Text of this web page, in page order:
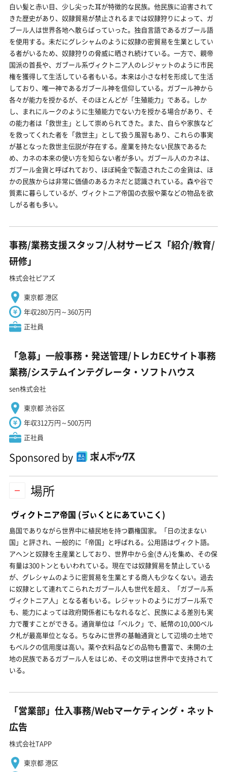
白い髪と赤い目、少し尖った耳が特徴的な民族。他民族に迫害されて
きた歴史があり、奴隷貿易が禁止されるまでは奴隷狩りによって、ガ
ブール人は世界各地へ散らばっていった。独自言語であるガブール語
を使用する。未だにグレシャムのように奴隷の密貿易を生業としてい
る者がいるため、奴隷狩りの脅威に晒され続けている。一方で、親帝
国派の首長や、ガブール系ヴィクトニア人のレジャットのように市民
権を獲得して生活している者もいる。本来は小さな村を形成して生活
しており、唯一神であるガブール神を信仰している。ガブール神から
各々が能力を授かるが、そのほとんどが「生殖能力」である。しか
し、まれにルークのように生殖能力でない力を授かる場合があり、そ
の能力者は「救世主」として崇められてきた。また、自らや家族など
を救ってくれた者を「救世主」として扱う風習もあり、これらの事実
が基となった救世主伝説が存在する。産業を持たない民族であるた
め、カネの本来の使い方を知らない者が多い。ガブール人のカネは、
ガブール金貨と呼ばれており、ほぼ純金で製造されたこの金貨は、ほ
かの民族からは非常に価値のあるカネだと認識されている。森や谷で
質素に暮らしているが、ヴィクトニア帝国の衣服や薬などの物品を欲
しがる者も多い。
事務/業務支援スタッフ/人材サービス「紹介/教育/
研修」
株式会社ピアズ
東京都 港区
年収280万円～360万円
正社員
「急募」一般事務・発送管理/トレカECサイト事務
業務/システムインテグレータ・ソフトハウス
sen株式会社
東京都 渋谷区
年収312万円～500万円
正社員
Sponsored by
場所
ヴィクトニア帝国 (ゔぃくとにあていこく)
島国でありながら世界中に植民地を持つ覇権国家。「日の沈まない
国」と評され、一般的に「帝国」と呼ばれる。公用語はヴィクト語。
アヘンと奴隷を主産業としており、世界中から金(きん)を集め、その保
有量は300トンともいわれている。現在では奴隷貿易を禁止している
が、グレシャムのように密貿易を生業とする商人も少なくない。過去
に奴隷として連れてこられたガブール人も世代を超え、「ガブール系
ヴィクトニア人」となる者もいる。レジャットのようにガブール系で
も、能力によっては政府関係者にもなれるなど、民族による差別も実
力で覆すことができる。通貨単位は「ベルク」で、紙幣の10,000ベル
ク札が最高単位となる。ちなみに世界の基軸通貨として辺境の土地で
もベルクの信用度は高い。薬や衣料品などの品物も豊富で、未開の土
地の民族であるガブール人をはじめ、その文明は世界中で支持されて
いる。
「営業部」仕入事務/Webマーケティング・ネット
広告
株式会社TAPP
東京都 港区